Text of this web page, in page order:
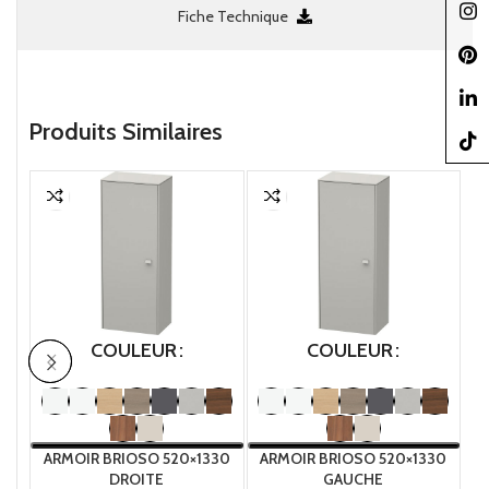
Fiche Technique
Produits Similaires
COULEUR
ARMOIR BRIOSO 520×1330
DROITE
COULEUR
ARMOIR BRIOSO 520×1330
GAUCHE